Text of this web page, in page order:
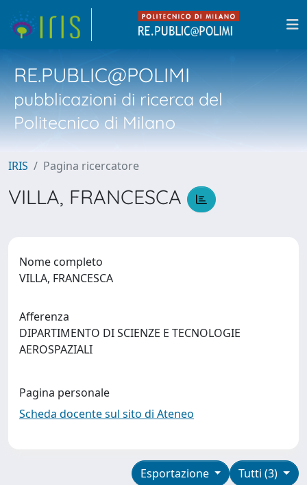
RE.PUBLIC@POLIMI
pubblicazioni di ricerca del
Politecnico di Milano
IRIS Pagina ricercatore
VILLA, FRANCESCA
Nome completo
VILLA, FRANCESCA
Afferenza
DIPARTIMENTO DI SCIENZE E TECNOLOGIE
AEROSPAZIALI
Pagina personale
Scheda docente sul sito di Ateneo
Tutti (3)
Esportazione